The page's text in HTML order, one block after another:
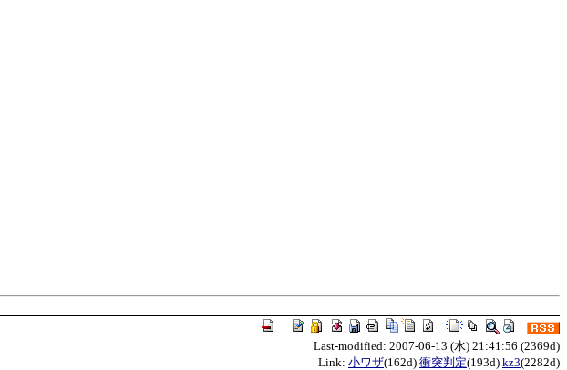
Last-modified: 2007-06-13 (水) 21:41:56 (2369d)
Link: 小ワザ(162d) 衝突判定(193d) kz3(2282d)